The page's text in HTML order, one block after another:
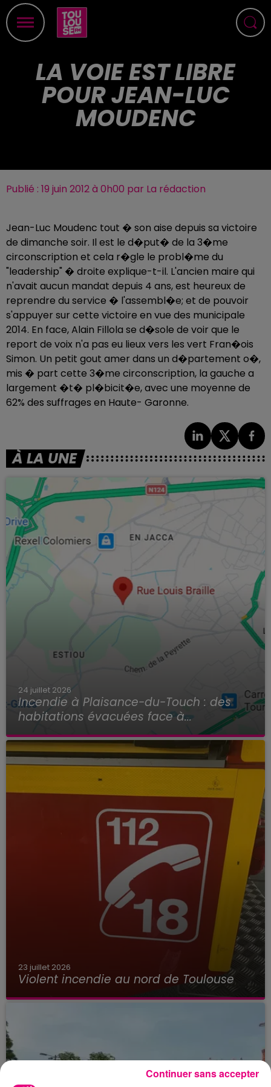
LA VOIE EST LIBRE
POUR JEAN-LUC
MOUDENC
Publié : 19 juin 2012 à 0h00 par La rédaction
Jean-Luc Moudenc tout � son aise depuis sa victoire
de dimanche soir. Il est le d�put� de la 3�me
circonscription et cela r�gle le probl�me du
"leadership" � droite explique-t-il. L'ancien maire qui
n'avait aucun mandat depuis 4 ans, est heureux de
reprendre du service � l'assembl�e; et de pouvoir
s'appuyer sur cette victoire en vue des municipale
2014. En face, Alain Fillola se d�sole de voir que le
report de voix n'a pas eu lieux vers les vert Fran�ois
Simon. Un petit gout amer dans un d�partement o�,
mis � part cette 3�me circonscription, la gauche a
largement �t� pl�bicit�e, avec une moyenne de
62% des suffrages en Haute- Garonne.
À LA UNE
24 juillet 2026
Incendie à Plaisance-du-Touch : des
habitations évacuées face à...
23 juillet 2026
Violent incendie au nord de Toulouse
Continuer sans accepter